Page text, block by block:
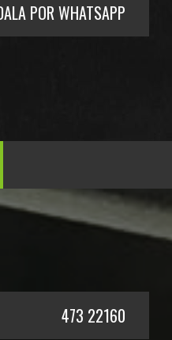
POR WHATSAPP
473 22160